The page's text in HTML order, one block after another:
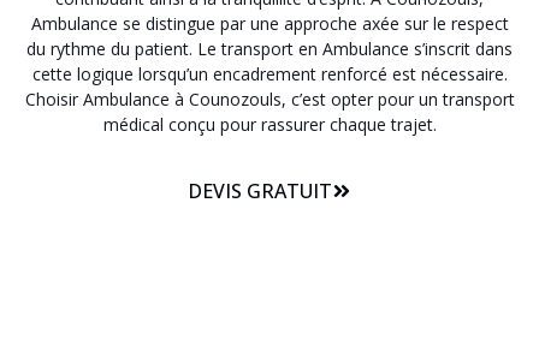
Ambulance se distingue par une approche axée sur le respect
du rythme du patient. Le transport en Ambulance s’inscrit dans
cette logique lorsqu’un encadrement renforcé est nécessaire.
Choisir Ambulance à Counozouls, c’est opter pour un transport
médical conçu pour rassurer chaque trajet.
DEVIS GRATUIT